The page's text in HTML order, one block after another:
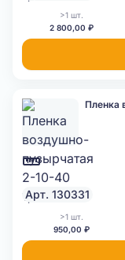
>1 шт.
2 800,00 ₽
Пленка
Арт. 130331
>1 шт.
950,00 ₽